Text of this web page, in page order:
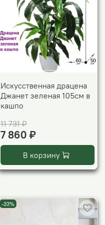
Искусственная драцена
Джанет зеленая 105см в
кашпо
11 731 ₽
7 860 ₽
В корзину
-33%